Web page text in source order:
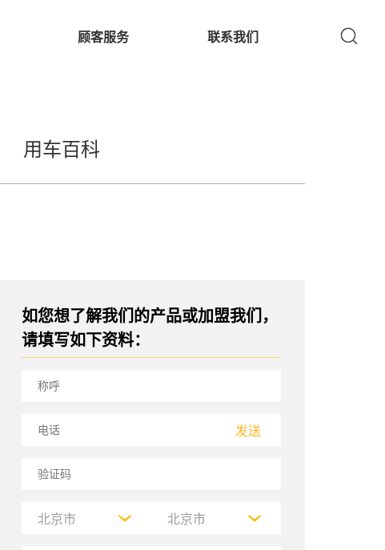
顾客服务 联系我们
用车百科
如您想了解我们的产品或加盟我们，
请填写如下资料：
发送